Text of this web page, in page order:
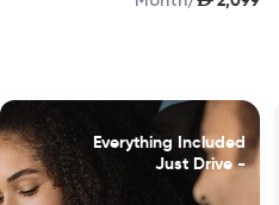
Everything Included
- Just Drive